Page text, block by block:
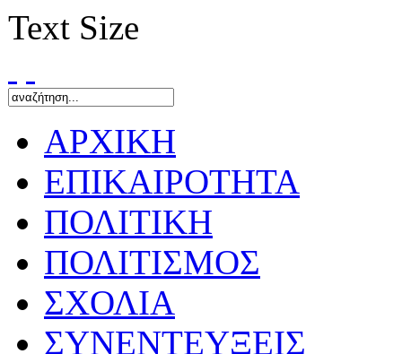
Text Size
ΑΡΧΙΚΗ
ΕΠΙΚΑΙΡΟΤΗΤΑ
ΠΟΛΙΤΙΚΗ
ΠΟΛΙΤΙΣΜΟΣ
ΣΧΟΛΙΑ
ΣΥΝΕΝΤΕΥΞΕΙΣ